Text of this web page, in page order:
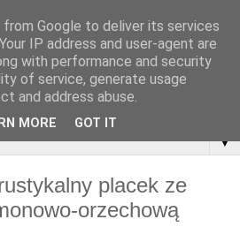
▼
placek ze
orzechową
Google to deliver its services
IP address and user-agent are
with performance and security
of service, generate usage
and address abuse.
MORE GOT IT